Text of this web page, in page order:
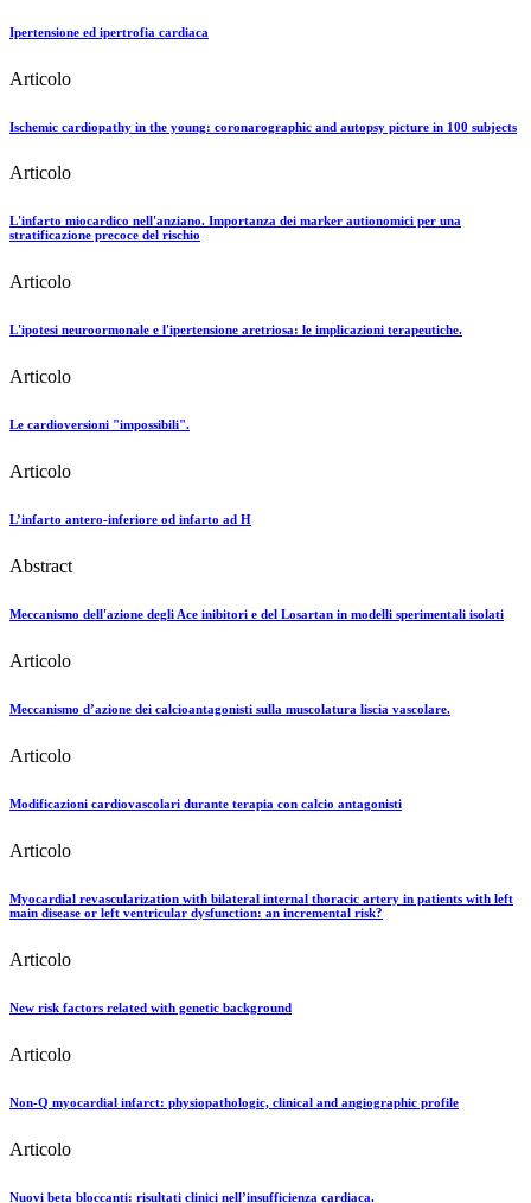
Ipertensione ed ipertrofia cardiaca
Articolo
Ischemic cardiopathy in the young: coronarographic and autopsy picture in 100 subjects
Articolo
L'infarto miocardico nell'anziano. Importanza dei marker autionomici per una
stratificazione precoce del rischio
Articolo
L'ipotesi neuroormonale e l'ipertensione aretriosa: le implicazioni terapeutiche.
Articolo
Le cardioversioni "impossibili".
Articolo
L’infarto antero-inferiore od infarto ad H
Abstract
Meccanismo dell'azione degli Ace inibitori e del Losartan in modelli sperimentali isolati
Articolo
Meccanismo d’azione dei calcioantagonisti sulla muscolatura liscia vascolare.
Articolo
Modificazioni cardiovascolari durante terapia con calcio antagonisti
Articolo
Myocardial revascularization with bilateral internal thoracic artery in patients with left
main disease or left ventricular dysfunction: an incremental risk?
Articolo
New risk factors related with genetic background
Articolo
Non-Q myocardial infarct: physiopathologic, clinical and angiographic profile
Articolo
Nuovi beta bloccanti: risultati clinici nell’insufficienza cardiaca.